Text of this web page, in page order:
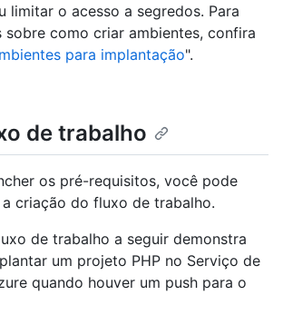
limitar o acesso a segredos. Para
sobre como criar ambientes, confira
para implantação".
de trabalho
os pré-requisitos, você pode
criação do fluxo de trabalho.
de trabalho a seguir demonstra
um projeto PHP no Serviço de
quando houver um push para o